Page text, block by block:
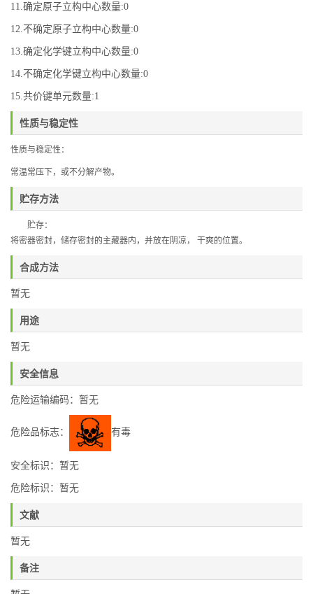
11.确定原子立构中心数量:0
12.不确定原子立构中心数量:0
13.确定化学键立构中心数量:0
14.不确定化学键立构中心数量:0
15.共价键单元数量:1
性质与稳定性
性质与稳定性：
常温常压下，或不分解产物。
贮存方法
贮存：
将密器密封，储存密封的主藏器内，并放在阴凉，
干爽的位置。
合成方法
暂无
用途
暂无
安全信息
危险运输编码：暂无
危险品标志： 有毒
安全标识：暂无
危险标识：暂无
文献
暂无
备注